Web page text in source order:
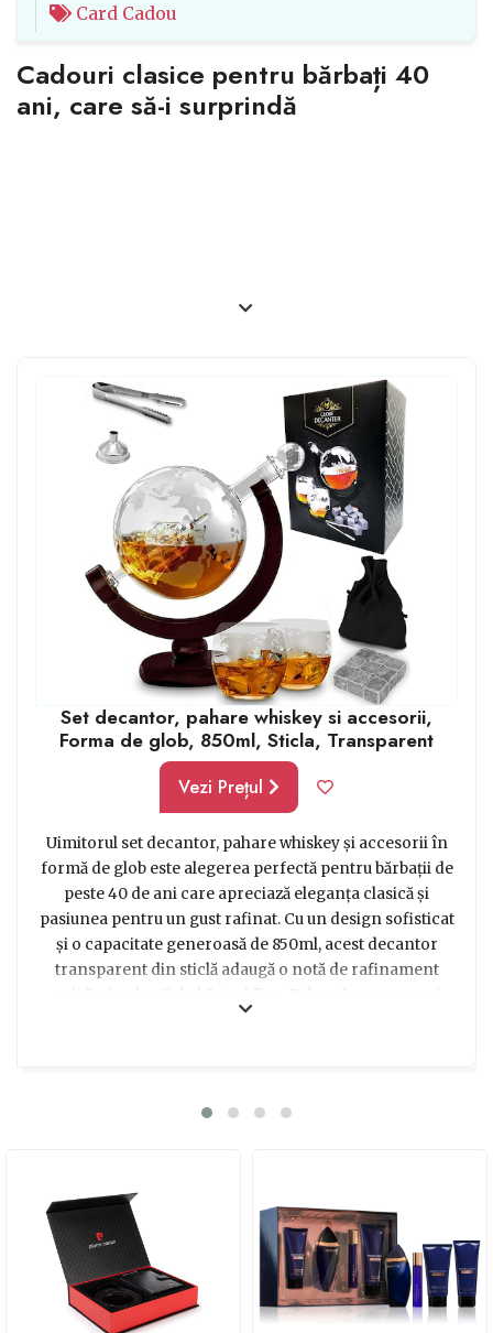
Card Cadou
Cadouri clasice pentru bărbați 40
ani, care să-i surprindă
Set decantor, pahare whiskey si accesorii,
Forma de glob, 850ml, Sticla, Transparent
Vezi Prețul
Uimitorul set decantor, pahare whiskey și accesorii în
formă de glob este alegerea perfectă pentru bărbații de
peste 40 de ani care apreciază eleganța clasică și
pasiunea pentru un gust rafinat. Cu un design sofisticat
și o capacitate generoasă de 850ml, acest decantor
transparent din sticlă adaugă o notă de rafinament
oricărei colecții de băuturi fine. Paharele, cu aceeași
dorești să impresionezi un prieten, un coleg sau un iubit
originalitatea într-un mod inconfundabil.